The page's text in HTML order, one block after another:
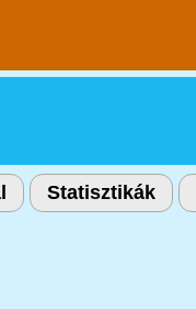
Statisztikák